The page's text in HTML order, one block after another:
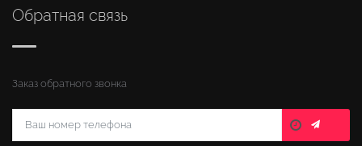
Обратная связь
Заказ обратного звонка